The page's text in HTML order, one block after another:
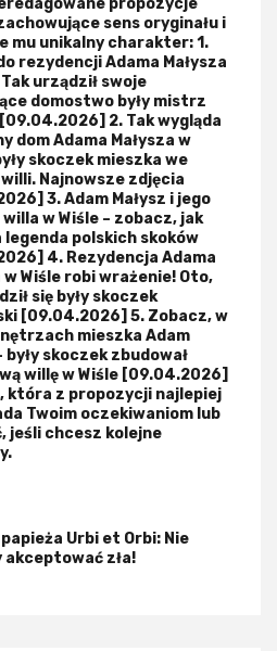
sens oryginału i
mu unikalny charakter: 1.
rezydencji Adama Małysza
urządził swoje
domostwo były mistrz
2. Tak wygląda
dom Adama Małysza w
skoczek mieszka we
willi. Najnowsze zdjęcia
3. Adam Małysz i jego
willa w Wiśle – zobacz, jak
legenda polskich skoków
4. Rezydencja Adama
w Wiśle robi wrażenie! Oto,
się były skoczek
[09.04.2026] 5. Zobacz, w
mieszka Adam
były skoczek zbudował
willę w Wiśle [09.04.2026]
która z propozycji najlepiej
Twoim oczekiwaniom lub
jeśli chcesz kolejne
Urbi et Orbi: Nie
akceptować zła!